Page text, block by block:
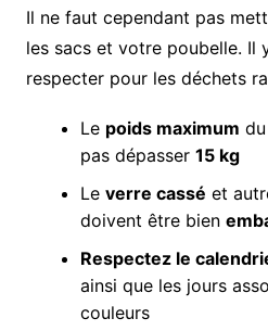
Il ne faut cependant pas
les sacs et votre poubelle. Il
respecter pour les déchets
Le poids maximum
pas dépasser 15 kg
Le verre cassé et
doivent être bien
Respectez le
ainsi que les jours
couleurs